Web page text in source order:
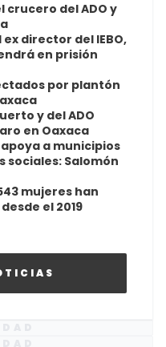
crucero del ADO y
director del IEBO,
en prisión
por plantón
y del ADO
en Oaxaca
a municipios
sociales: Salomón
mujeres han
el 2019